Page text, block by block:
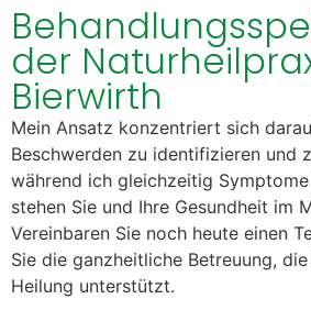
der
Bierwirth
Mein Ansatz konzentriert sich
Beschwerden zu identifizieren und
während ich gleichzeitig
stehen Sie und Ihre Gesundheit im
Vereinbaren Sie noch heute einen
Sie die ganzheitliche Betreuung,
Heilung unterstützt.